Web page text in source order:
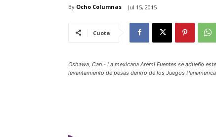
By Ocho Columnas Jul 15, 2015
Cuota
Oshawa, Can.- La mexicana Aremi Fuentes se adueñó
levantamiento de pesas dentro de los Juegos